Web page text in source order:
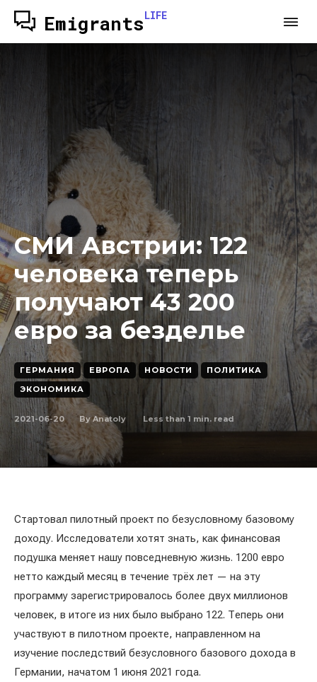
EmigrantsLIFE
СМИ Австрии: 122
человека теперь
получают 43 200
евро за безделье
ГЕРМАНИЯ ЕВРОПА НОВОСТИ
ПОЛИТИКА
ЭКОНОМИКА
2021-06-20 By Anatoly Less than 1 min. read
Стартовал пилотный проект по безусловному базовому
доходу. Исследователи хотят знать, как финансовая
подушка меняет нашу повседневную жизнь. 1200 евро
нетто каждый месяц в течение трёх лет — на эту
программу зарегистрировалось более двух миллионов
человек, в итоге из них было выбрано 122. Теперь они
участвуют в пилотном проекте, направленном на
изучение последствий безусловного базового дохода в
Германии, начатом 1 июня 2021 года.